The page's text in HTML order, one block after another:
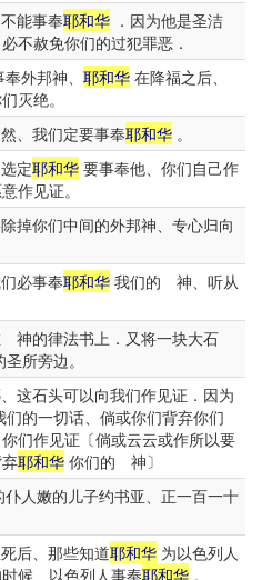
能事奉耶和华 ．因为他是圣洁
赦免你们的过犯罪恶．
外邦神、 耶和华 在降福之后、
灭绝。
、我们定要事奉耶和华 。
定耶和华 要事奉他、你们自己作
作见证。
掉你们中间的外邦神、专心归向
必事奉耶和华 我们的 神、听从
神的律法书上．又将一块大石
所旁边。
这石头可以向我们作见证．因为
的一切话、倘或你们背弃你们
们作见证〔倘或云云或作所以要
耶和华你们的 神〕
仆人嫩的儿子约书亚、正一百一十
后、那些知道耶和华 为以色列人
候、以色列人事奉耶和华。